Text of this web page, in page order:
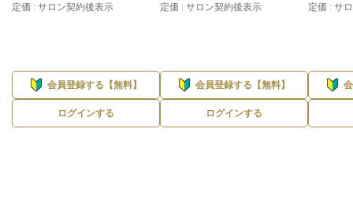
定価 : サロン契約後表示
会員登録する【無料】
ログインする
定価 : サロン契約後表示
会員登録する【無料】
ログインする
定価 : サ